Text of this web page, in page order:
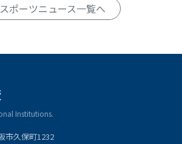
スポーツニュース一覧へ
Institutions.
市久保町1232